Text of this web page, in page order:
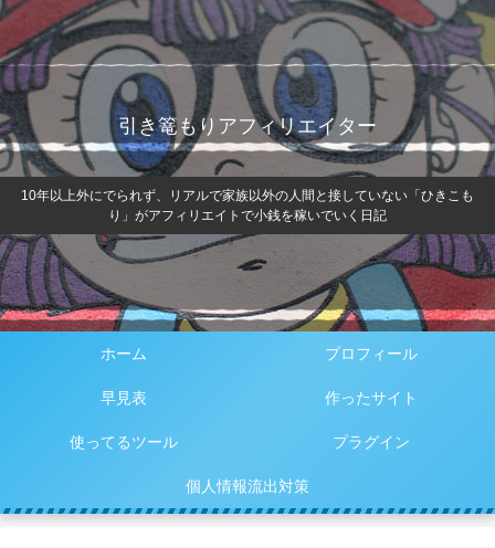
引き篭もりアフィリエイター
10年以上外にでられず、リアルで家族以外の人間と接していない「ひきこも
り」がアフィリエイトで小銭を稼いでいく日記
ホーム プロフィール
早見表 作ったサイト
使ってるツール プラグイン
個人情報流出対策